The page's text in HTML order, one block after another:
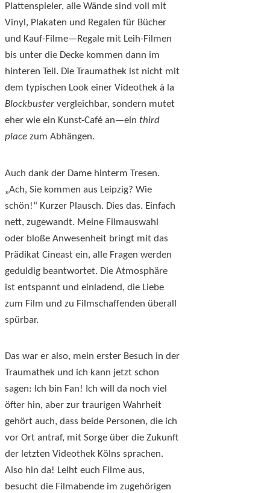
Plattenspieler, alle Wände sind voll mit
Vinyl, Plakaten und Regalen für Bücher
und Kauf-Filme—Regale mit Leih-Filmen
bis unter die Decke kommen dann im
hinteren Teil. Die Traumathek ist nicht mit
dem typischen Look einer Videothek à la
Blockbuster vergleichbar, sondern mutet
eher wie ein Kunst-Café an—ein third
place zum Abhängen.
Auch dank der Dame hinterm Tresen.
„Ach, Sie kommen aus Leipzig? Wie
schön!“ Kurzer Plausch. Dies das. Einfach
nett, zugewandt. Meine Filmauswahl
oder bloße Anwesenheit bringt mit das
Prädikat Cineast ein, alle Fragen werden
geduldig beantwortet. Die Atmosphäre
ist entspannt und einladend, die Liebe
zum Film und zu Filmschaffenden überall
spürbar.
Das war er also, mein erster Besuch in der
Traumathek und ich kann jetzt schon
sagen: Ich bin Fan! Ich will da noch viel
öfter hin, aber zur traurigen Wahrheit
gehört auch, dass beide Personen, die ich
vor Ort antraf, mit Sorge über die Zukunft
der letzten Videothek Kölns sprachen.
Also hin da! Leiht euch Filme aus,
besucht die Filmabende im zugehörigen